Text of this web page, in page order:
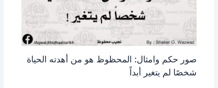
صور حكم وامثال: المحظوظ هو من أهدته الحياة
شخصًا لم يتغير أبداً